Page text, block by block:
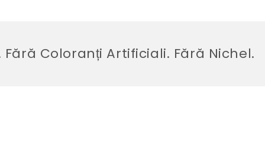
Coloranți Artificiali. Fără Nichel.